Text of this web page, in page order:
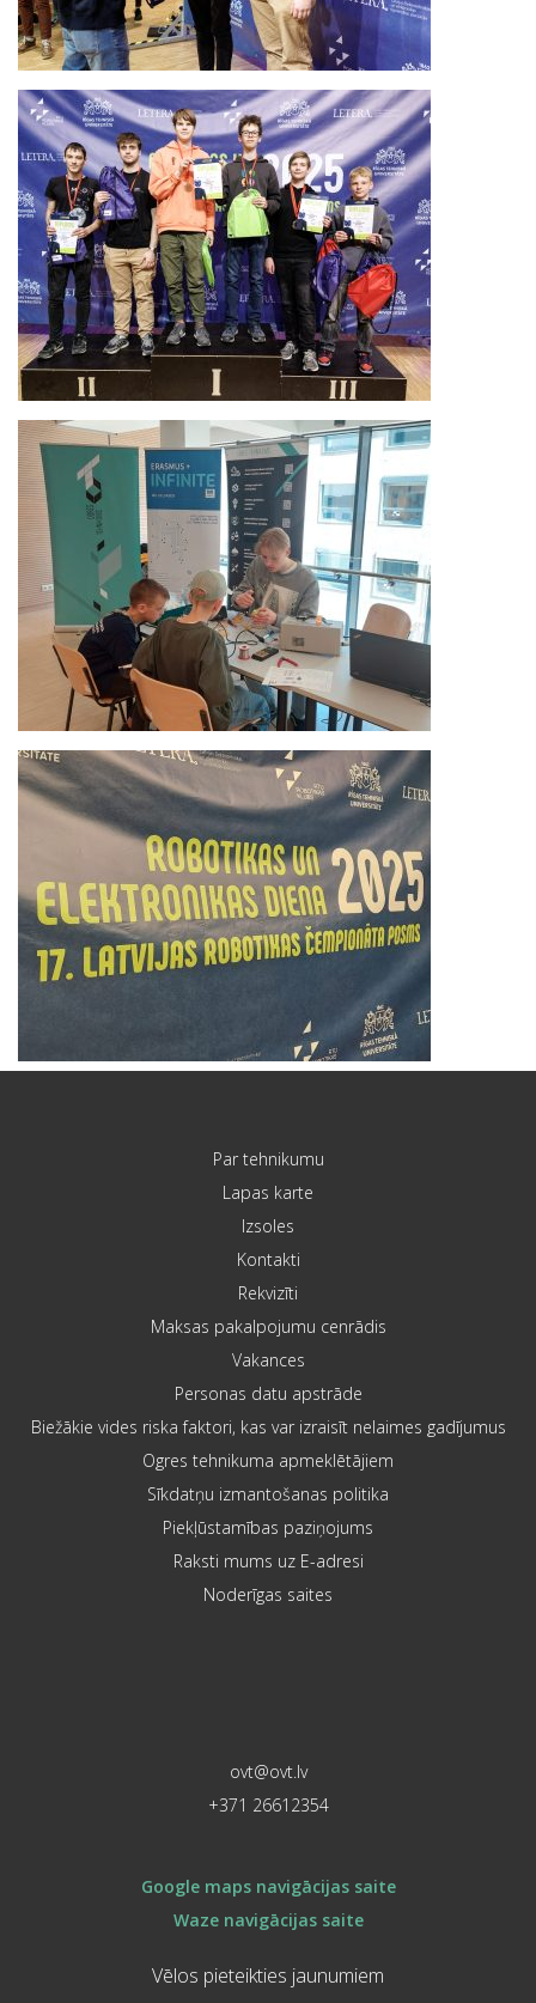
Par tehnikumu
Lapas karte
Izsoles
Kontakti
Rekvizīti
Maksas pakalpojumu cenrādis
Vakances
Personas datu apstrāde
Biežākie vides riska faktori, kas var izraisīt nelaimes gadījumus
Ogres tehnikuma apmeklētājiem
Sīkdatņu izmantošanas politika
Piekļūstamības paziņojums
Raksti mums uz E-adresi
Noderīgas saites
ovt@ovt.lv
+371 26612354
Google maps navigācijas saite
Waze navigācijas saite
Vēlos pieteikties jaunumiem